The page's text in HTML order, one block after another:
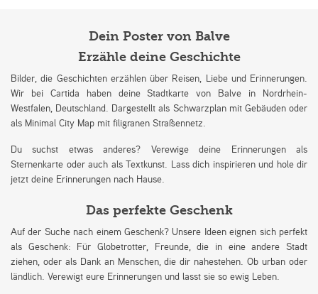
Dein Poster von Balve
Erzähle deine Geschichte
Bilder, die Geschichten erzählen über Reisen, Liebe und Erinnerungen.
Wir bei Cartida haben deine Stadtkarte von Balve in Nordrhein-
Westfalen, Deutschland. Dargestellt als Schwarzplan mit Gebäuden oder
als Minimal City Map mit filigranen Straßennetz.
Du suchst etwas anderes? Verewige deine Erinnerungen als
Sternenkarte oder auch als Textkunst. Lass dich inspirieren und hole dir
jetzt deine Erinnerungen nach Hause.
Das perfekte Geschenk
Auf der Suche nach einem Geschenk? Unsere Ideen eignen sich perfekt
als Geschenk: Für Globetrotter, Freunde, die in eine andere Stadt
ziehen, oder als Dank an Menschen, die dir nahestehen. Ob urban oder
ländlich. Verewigt eure Erinnerungen und lasst sie so ewig Leben.